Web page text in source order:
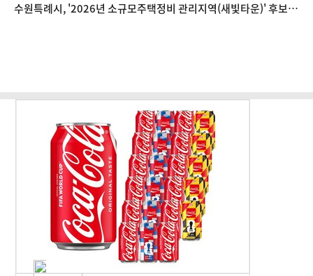
수원특례시, '2026년 소규모주택정비 관리지역(새빛타운)' 후보지